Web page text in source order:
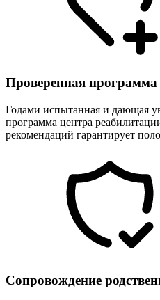
Проверенная
Годами испытанная и дающая
программа центра
рекомендаций гарантирует
Сопровождение